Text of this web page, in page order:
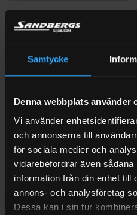
Samtycke
Denna webbplats använder
Vi använder
och annonserna till
för sociala medier och
vidarebefordrar även
information från din enhet till
annons- och analysföretag
Dessa kan i sin tur
BRÄNSLETANKAR
Dieseltank 200 Liter LÅG
Kingspan TruckMaster
Betygsatt5
av 5
(3)
9 450krExkl moms
I LAGER (1-3 ARBETSDAGAR)